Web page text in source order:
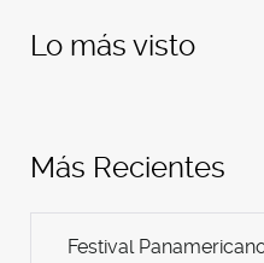
Lo más visto
Más Recientes
Festival